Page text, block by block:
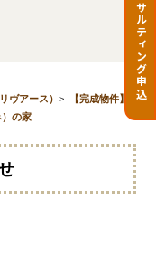
ヴアース）>
【完成物件】
の家